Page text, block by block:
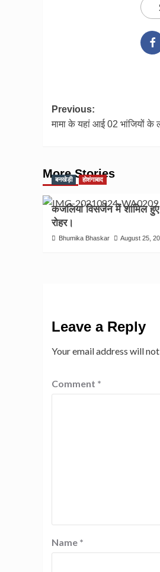
Post
navigation
Previous:
मामा के यहां आई 02 भांजियों के
More Stories
बनखेड़ी होशंगाबाद
कजलियां विसर्जन में शामिल
रोहर।
Bhumika Bhaskar August 25,
Leave a Reply
Your email address will
Comment *
Name *